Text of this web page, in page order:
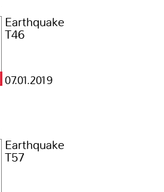
Earthquake
T46
07.01.2019
Earthquake
T57